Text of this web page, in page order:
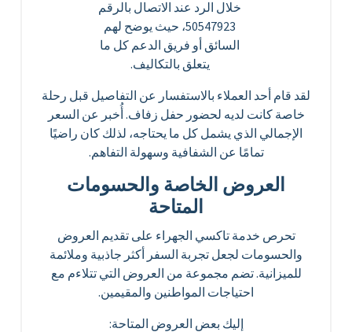
خلال الرد عند الاتصال بالرقم
50547923، حيث يوضح لهم
السائق أو فريق الدعم كل ما
يتعلق بالتكاليف.
لقد قام أحد العملاء بالاستفسار عن التفاصيل قبل رحلة
خاصة كانت لديه لحضور حفل زفاف. أُخبر عن السعر
الإجمالي الذي يشمل كل ما يحتاجه، لذلك كان راضيًا
تمامًا عن الشفافية وسهولة التفاهم.
العروض الخاصة والحسومات
المتاحة
تحرص خدمة تاكسي الجهراء على تقديم العروض
والحسومات لجعل تجربة السفر أكثر جاذبية وملائمة
للميزانية. تضم مجموعة من العروض التي تتلاءم مع
احتياجات المواطنين والمقيمين.
إليك بعض العروض المتاحة: